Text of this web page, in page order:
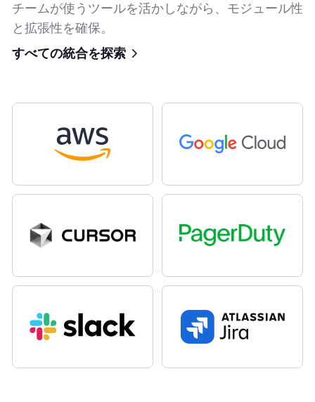
チームが使うツールを活かしながら、モジュール性
と拡張性を確保。
すべての統合を探索